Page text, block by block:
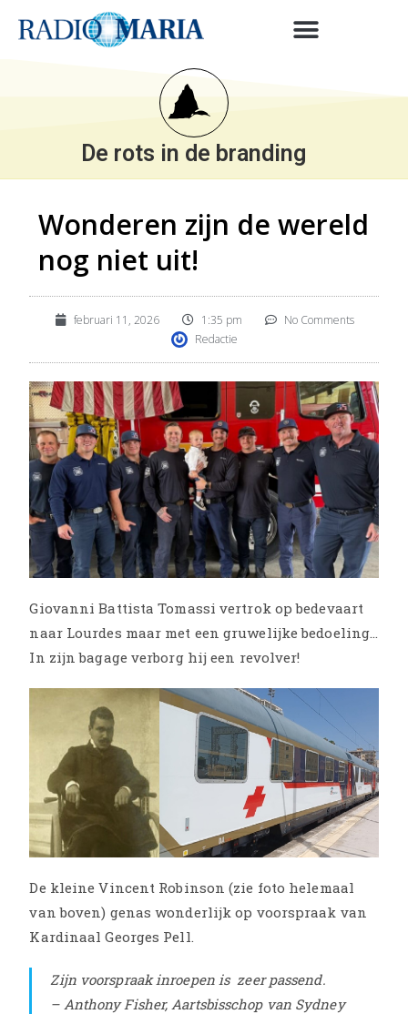
De rots in de branding
Wonderen zijn de wereld
nog niet uit!
februari 11, 2026 1:35 pm
No Comments
Redactie
Giovanni Battista Tomassi vertrok op bedevaart
naar Lourdes maar met een gruwelijke bedoeling…
In zijn bagage verborg hij een revolver!
De kleine Vincent Robinson (zie foto helemaal
van boven) genas wonderlijk op voorspraak van
Kardinaal Georges Pell.
Zijn voorspraak inroepen is zeer passend.
– Anthony Fisher, Aartsbisschop van Sydney